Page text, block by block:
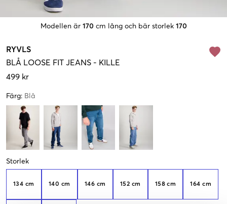
Modellen är 170 cm lång och bär storlek 170
RYVLS
BLÅ LOOSE FIT JEANS - KILLE
499 kr
Färg: Blå
Storlek
134 cm 140 cm 146 cm 152 cm 158 cm 164 cm